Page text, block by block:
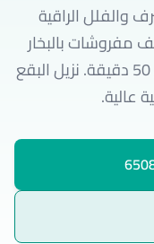
الراقية
مفروشات بالبخار
عالية المستوى. فريقنا يصل إليك في 50 دقيقة. نزيل البقع
عالية.